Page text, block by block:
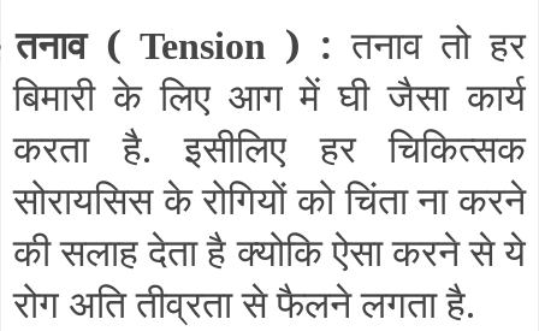
तनाव ( Tension ) :तनाव तो हर
बिमारी के लिए आग में घी जैसा कार्य
करता है. इसीलिए हर चिकित्सक
सोरायसिस के रोगियों को चिंता ना करने
की सलाह देता है क्योकि ऐसा करने से ये
रोग अति तीव्रता से फैलने लगता है.